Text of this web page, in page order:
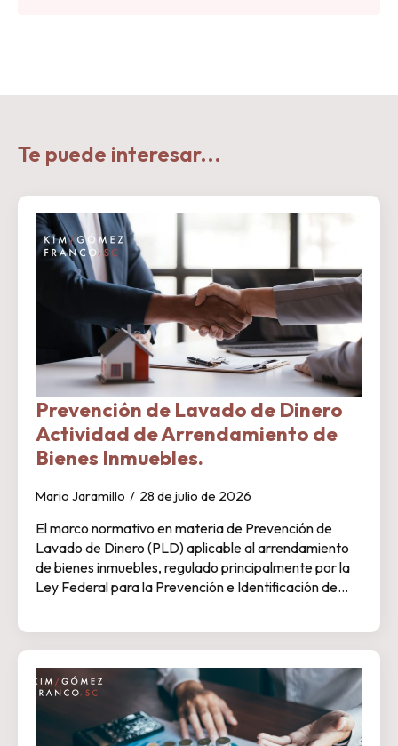
Te puede interesar...
Prevención de Lavado de Dinero
Actividad de Arrendamiento de
Bienes Inmuebles.
Mario Jaramillo 28 de julio de 2026
El marco normativo en materia de Prevención de
Lavado de Dinero (PLD) aplicable al arrendamiento
de bienes inmuebles, regulado principalmente por la
Ley Federal para la Prevención e Identificación de…